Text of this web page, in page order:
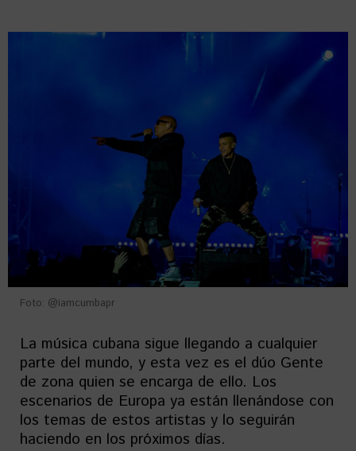
Foto: @iamcumbapr
La música cubana sigue llegando a cualquier
parte del mundo, y esta vez es el dúo Gente
de zona quien se encarga de ello. Los
escenarios de Europa ya están llenándose con
los temas de estos artistas y lo seguirán
haciendo en los próximos días.